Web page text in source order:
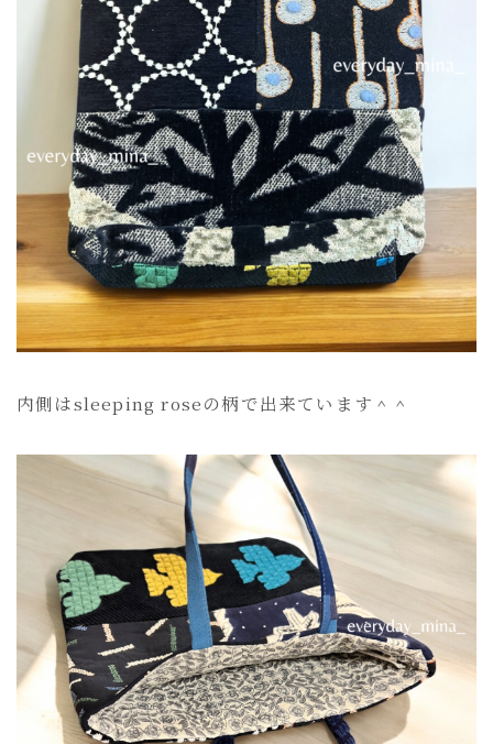
内側はsleeping roseの柄で出来ています＾＾